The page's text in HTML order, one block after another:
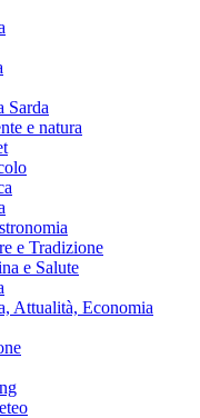
Sarda
e natura
e Tradizione
e Salute
Attualità, Economia